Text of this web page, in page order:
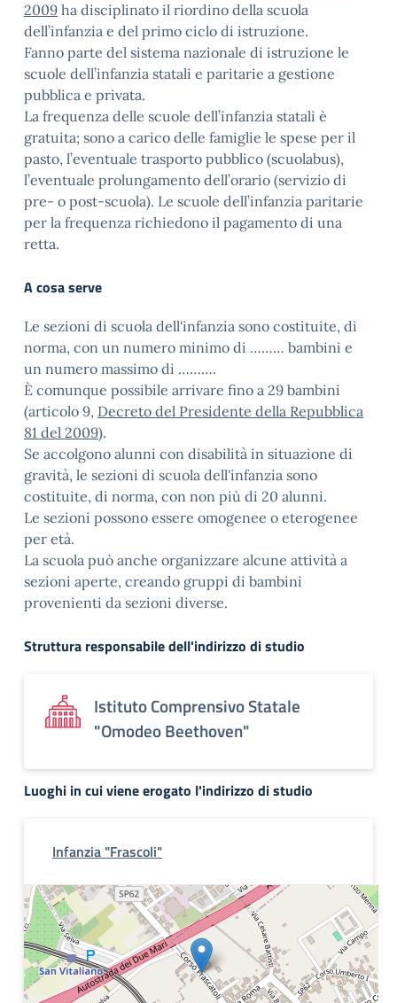
2009 ha disciplinato il riordino della scuola
dell’infanzia e del primo ciclo di istruzione.
Fanno parte del sistema nazionale di istruzione le
scuole dell’infanzia statali e paritarie a gestione
pubblica e privata.
La frequenza delle scuole dell’infanzia statali è
gratuita; sono a carico delle famiglie le spese per il
pasto, l’eventuale trasporto pubblico (scuolabus),
l’eventuale prolungamento dell’orario (servizio di
pre- o post-scuola). Le scuole dell’infanzia paritarie
per la frequenza richiedono il pagamento di una
retta.
A cosa serve
Le sezioni di scuola dell'infanzia sono costituite, di
norma, con un numero minimo di ……… bambini e
un numero massimo di ……….
È comunque possibile arrivare fino a 29 bambini
(articolo 9, Decreto del Presidente della Repubblica
81 del 2009).
Se accolgono alunni con disabilità in situazione di
gravità, le sezioni di scuola dell'infanzia sono
costituite, di norma, con non più di 20 alunni.
Le sezioni possono essere omogenee o eterogenee
per età.
La scuola può anche organizzare alcune attività a
sezioni aperte, creando gruppi di bambini
provenienti da sezioni diverse.
Struttura responsabile dell'indirizzo di studio
Istituto Comprensivo Statale
"Omodeo Beethoven"
Luoghi in cui viene erogato l'indirizzo di studio
Infanzia "Frascoli"